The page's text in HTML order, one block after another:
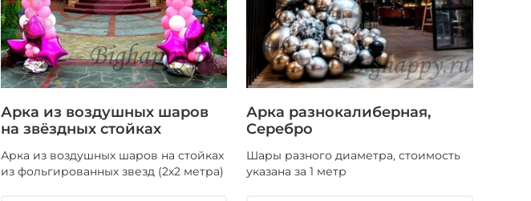
Арка из воздушных шаров
на звёздных стойках
Арка из воздушных шаров на стойках
из фольгированных звезд (2х2 метра)
Арка разнокалиберная,
Серебро
Шары разного диаметра, стоимость
указана за 1 метр